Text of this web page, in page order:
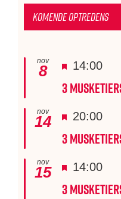
Komende optredens
nov
8 Uitgelicht
14:00
3
nov
14 Uitgelicht
20:00
3
nov
15 Uitgelicht
14:00
3